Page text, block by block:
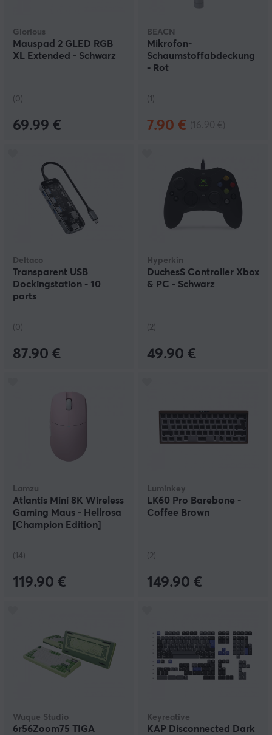
Glorious
Mauspad 2 GLED RGB
XL Extended - Schwarz
(0)
69.99 €
BEACN
Mikrofon-
Schaumstoffabdeckung
- Rot
(1)
7.90 €
Deltaco
Transparent USB
Dockingstation - 10
ports
(0)
87.90 €
Hyperkin
DuchesS Controller Xbox
& PC - Schwarz
(2)
49.90 €
Lamzu
Atlantis Mini 8K Wireless
Gaming Maus - Hellrosa
[Champion Edition]
(14)
119.90 €
Luminkey
LK60 Pro Barebone -
Coffee Brown
(2)
149.90 €
Wuque Studio
6r56Zoom75 TIGA
Keyreative
KAP Disconnected Dark